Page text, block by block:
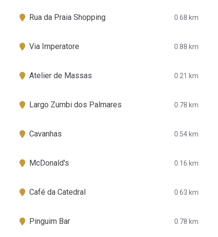
Rua da Praia Shopping 0.68 km
Via Imperatore 0.88 km
Atelier de Massas 0.21 km
Largo Zumbi dos Palmares 0.78 km
Cavanhas 0.54 km
McDonald's 0.16 km
Café da Catedral 0.63 km
Pinguim Bar 0.78 km